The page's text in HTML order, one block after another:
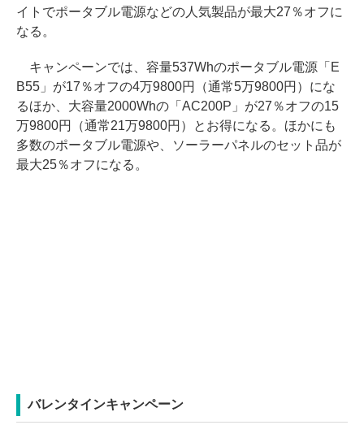
イトでポータブル電源などの人気製品が最大27％オフに
なる。
キャンペーンでは、容量537Whのポータブル電源「E
B55」が17％オフの4万9800円（通常5万9800円）にな
るほか、大容量2000Whの「AC200P」が27％オフの15
万9800円（通常21万9800円）とお得になる。ほかにも
多数のポータブル電源や、ソーラーパネルのセット品が
最大25％オフになる。
バレンタインキャンペーン